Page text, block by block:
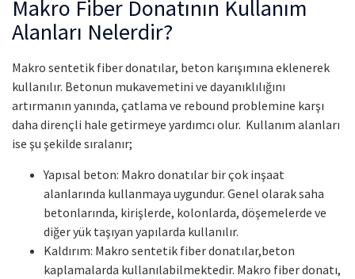
Makro Fiber Donatının Kullanım
Alanları Nelerdir?
Makro sentetik fiber donatılar, beton karışımına eklenerek
kullanılır. Betonun mukavemetini ve dayanıklılığını
artırmanın yanında, çatlama ve rebound problemine karşı
daha dirençli hale getirmeye yardımcı olur. Kullanım alanları
ise şu şekilde sıralanır;
Yapısal beton: Makro donatılar bir çok inşaat
alanlarında kullanmaya uygundur. Genel olarak saha
betonlarında, kirişlerde, kolonlarda, döşemelerde ve
diğer yük taşıyan yapılarda kullanılır.
Kaldırım: Makro sentetik fiber donatılar,beton
kaplamalarda kullanılabilmektedir. Makro fiber donatı,